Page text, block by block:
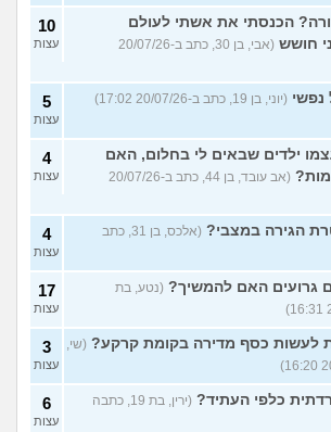
הכנסתי את אשתי לעולם
חושש
(אבי, בן 30, כתב ב-20/07/26
10
עצות
(יוני, בן 19, כתב ב-20/07/26 17:02) 5
עצות
ילדים שבאים לי בחלום, האם
(אב עובד, בן 44, כתב ב-20/07/26
4
עצות
הגירה במצבי?
(אלכס, בן 31, כתב
4
עצות
גרועים האם להמשיך? (נטע, בת
17
עצות
לעשות כסף מדירה בקומת קרקע? (שי,
3
עצות
כלפי העתיד?
(ירין, בת 19, כתבה
6
עצות